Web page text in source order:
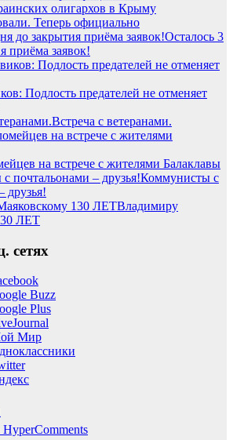
олигархов в Крыму
Теперь официально
Осталось 3
приёма заявок!
Подлость предателей не отменяет
Встреча с ветеранами.
на встрече с жителями Балаклавы
Коммунисты с
друзья!
Владимиру
ЛЕТ
сетях